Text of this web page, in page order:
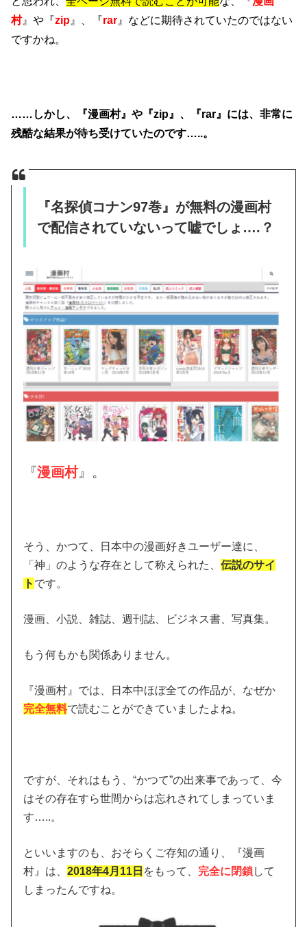
村』や『zip 』、『rar 』などに期待されていたのではない
ですかね。
……しかし、『漫画村』や『zip』、『rar』には、非常に
残酷な結果が待ち受けていたのです…..。
『名探偵コナン97巻』が無料の漫画村
で配信されていないって嘘でしょ….？
『漫画村』。
そう、かつて、日本中の漫画好きユーザー達に、
「神」のような存在として称えられた、伝説のサイ
ト です。
漫画、小説、雑誌、週刊誌、ビジネス書、写真集。
もう何もかも関係ありません。
『漫画村』では、日本中ほぼ全ての作品が、なぜか
完全無料で読むことができていましたよね。
ですが、それはもう、“かつて”の出来事であって、今
はその存在すら世間からは忘れされてしまっていま
す…..。
といいますのも、おそらくご存知の通り、『漫画
村』は、2018年4月11日 をもって、 完全に閉鎖して
しまったんですね。